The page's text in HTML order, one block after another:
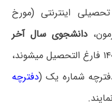
اینترنتی (مورخ
دانشجوی سال آخر
شناخته شده حداکثر تا تاریخ ۱۴۰۲/۶/۳۱ فارغ التحصیل میشوند،
شماره یک (دفترچه